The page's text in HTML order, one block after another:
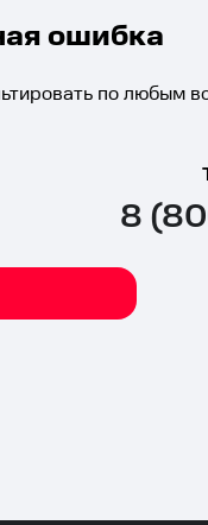
ошибка
по любым
8